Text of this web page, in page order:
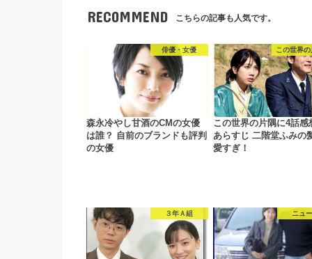
RECOMMEND こちらの記事も人気です。
俳優・女優
森永冷やし甘酒のCMの女優
は誰？ 自前のブランドも評判
の女優
この世界の
この世界の片隅に4話感
あらすじ 二階堂ふみの
愛すぎ！
３年Ａ組 ニュ